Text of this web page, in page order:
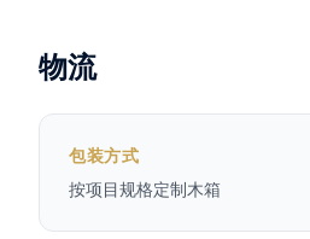
物流
包装方式
按项目规格定制木箱